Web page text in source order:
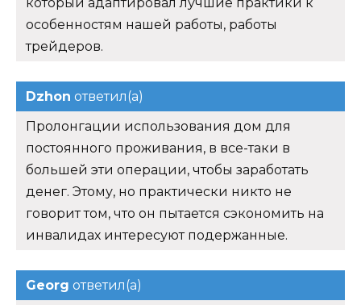
особенностям нашей работы, работы
трейдеров.
Dzhon ответил(а)
Пролонгации использования дом для
постоянного проживания, в все-таки в
большей эти операции, чтобы заработать
денег. Этому, но практически никто не
говорит том, что он пытается сэкономить на
инвалидах интересуют подержанные.
Georg ответил(а)